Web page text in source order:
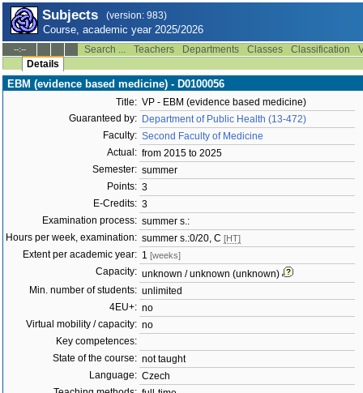
Subjects (version: 983)
Course, academic year 2025/2026
--:-- Search ... Teachers Departments Classes Classification
Details
EBM (evidence based medicine) - D0100056
Title: VP - EBM (evidence based medicine)
Guaranteed by: Department of Public Health (13-472)
Faculty: Second Faculty of Medicine
Actual: from 2015 to 2025
Semester: summer
Points: 3
E-Credits: 3
Examination process: summer s.:
Hours per week, examination: summer s.:0/20, C [HT]
Extent per academic year: 1 [weeks]
Capacity: unknown / unknown (unknown)
Min. number of students: unlimited
4EU+: no
Virtual mobility / capacity: no
Key competences:
State of the course: not taught
Language: Czech